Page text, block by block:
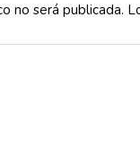
no será publicada.